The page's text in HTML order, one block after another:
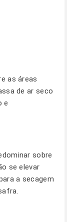
as áreas
de ar seco
e
sobre
se elevar
a secagem